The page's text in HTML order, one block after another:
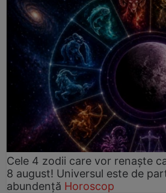
Cele 4 zodii care vor renaște
8 august! Universul este de
abundență Horoscop